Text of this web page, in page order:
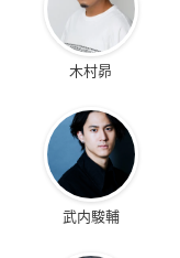
木村昴
武内駿輔